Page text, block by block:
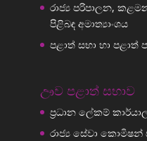
රාජ්‍ය පරිපාලන,
පිළිබඳ අමාත්‍යාංශය
පළාත් සභා හා පළාත්
ඌව පළාත් සභාව
ප්‍රධාන ලේකම්
රාජ්‍ය සේවා කොමිෂන්